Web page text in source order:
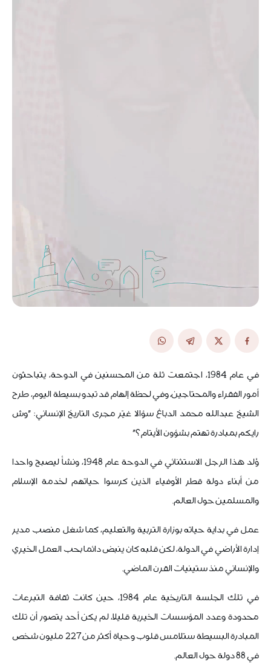
في عام 1984، اجتمعت ثلة من المحسنين في الدوحة، يتباحثون
أمور الفقراء والمحتاجين، وفي لحظة إلهام قد تبدو بسيطة اليوم، طرح
الشيخ عبدالله محمد الدباغ سؤالا غيّر مجرى التاريخ الإنساني: "وش
رايكم بمبادرة تهتم بشؤون الأيتام؟"
وُلد هذا الرجل الاستثنائي في الدوحة عام 1948، ونشأ ليصبح واحدا
من أبناء دولة قطر الأوفياء الذين كرسوا حياتهم لخدمة الإسلام
والمسلمين حول العالم.
عمل في بداية حياته بوزارة التربية والتعليم، كما شغل منصب مدير
إدارة الأراضي في الدولة، لكن قلبه كان ينبض دائما بحب العمل الخيري
والإنساني منذ ستينيات القرن الماضي.
في تلك الجلسة التاريخية عام 1984، حين كانت ثقافة التبرعات
محدودة وعدد المؤسسات الخيرية قليلا، لم يكن أحد يتصور أن تلك
المبادرة البسيطة ستلامس قلوب وحياة أكثر من 227 مليون شخص
في 88 دولة حول العالم.